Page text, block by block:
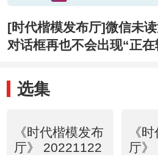
[时代楷模发布厅]微信未
对话框再也不会出现“正
选集
《时代楷模发布
厅》 20221122
《
厅